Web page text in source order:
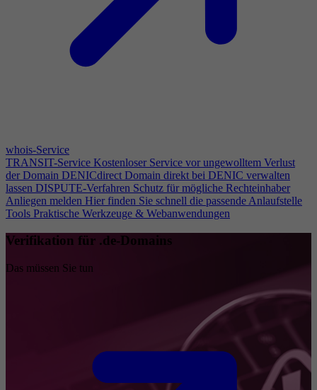
whois-Service
TRANSIT-Service Kostenloser Service vor ungewolltem Verlust
der Domain DENICdirect Domain direkt bei DENIC verwalten
lassen DISPUTE-Verfahren Schutz für mögliche Rechteinhaber
Anliegen melden Hier finden Sie schnell die passende Anlaufstelle
Tools Praktische Werkzeuge & Webanwendungen
Verifikation für .de-Domains
Das müssen Sie tun